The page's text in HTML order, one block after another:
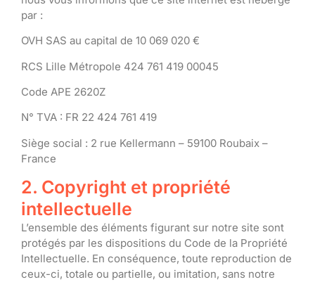
par :
OVH SAS au capital de 10 069 020 €
RCS Lille Métropole 424 761 419 00045
Code APE 2620Z
N° TVA : FR 22 424 761 419
Siège social : 2 rue Kellermann – 59100 Roubaix –
France
2. Copyright et propriété
intellectuelle
L’ensemble des éléments figurant sur notre site sont
protégés par les dispositions du Code de la Propriété
Intellectuelle. En conséquence, toute reproduction de
ceux-ci, totale ou partielle, ou imitation, sans notre